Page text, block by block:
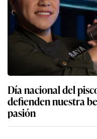
Día nacional del
defienden nuestra
pasión